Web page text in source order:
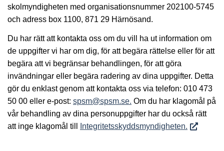
skolmyndigheten med organisationsnummer 202100-5745
och adress box 1100, 871 29 Härnösand.
Du har rätt att kontakta oss om du vill ha ut information om
de uppgifter vi har om dig, för att begära rättelse eller för att
begära att vi begränsar behandlingen, för att göra
invändningar eller begära radering av dina uppgifter. Detta
gör du enklast genom att kontakta oss via telefon: 010 473
50 00 eller e-post: spsm@spsm.se. Om du har klagomål på
vår behandling av dina personuppgifter har du också rätt
att inge klagomål till
Integritetsskyddsmyndigheten.